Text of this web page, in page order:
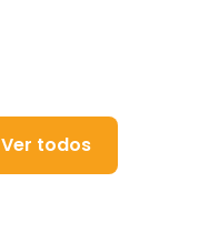
Ver todos